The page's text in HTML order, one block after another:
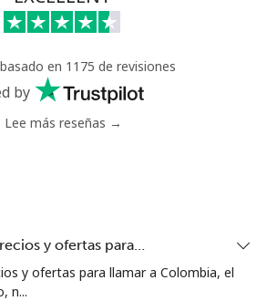
7 min por ⁦$5⁩
16 min por ⁦$5⁩
1 min por ⁦$5⁩ -
en 1175 de revisiones
by
Lee más reseñas →
y ofertas para…
y ofertas para llamar a Colombia, el
n...